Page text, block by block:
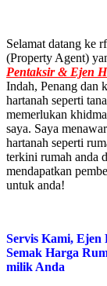
Selamat datang ke
(Property Agent)
Pentaksir & Ejen
Indah, Penang dan
hartanah seperti
memerlukan
saya. Saya
hartanah seperti
terkini rumah anda
mendapatkan
untuk anda!
Servis Kami,
Semak Harga
milik Anda